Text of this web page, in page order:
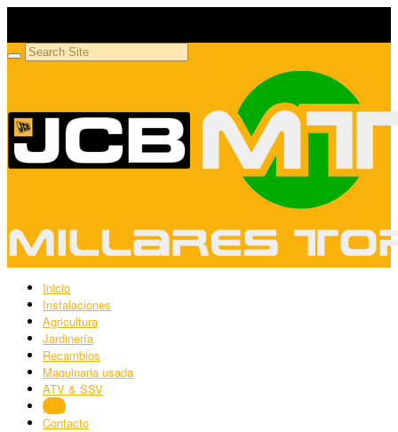
Inicio
Instalaciones
Agricultura
Jardinería
Recambios
Maquinaria usada
ATV & SSV
Blog
Contacto